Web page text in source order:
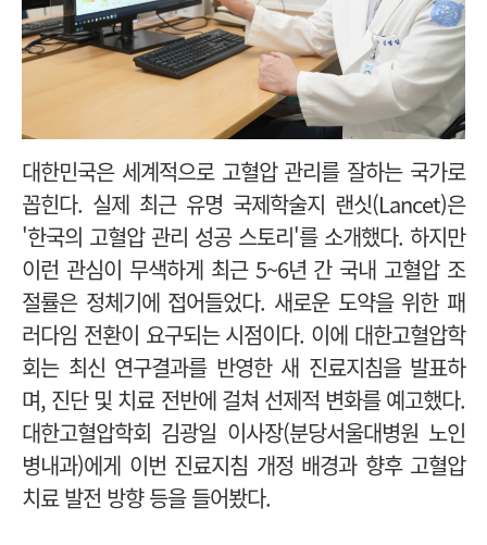
대한민국은 세계적으로 고혈압 관리를 잘하는 국가로
꼽힌다. 실제 최근 유명 국제학술지 랜싯(Lancet)은
'한국의 고혈압 관리 성공 스토리'를 소개했다. 하지만
이런 관심이 무색하게 최근 5~6년 간 국내 고혈압 조
절률은 정체기에 접어들었다. 새로운 도약을 위한 패
러다임 전환이 요구되는 시점이다. 이에 대한고혈압학
회는 최신 연구결과를 반영한 새 진료지침을 발표하
며, 진단 및 치료 전반에 걸쳐 선제적 변화를 예고했다.
대한고혈압학회 김광일 이사장(분당서울대병원 노인
병내과)에게 이번 진료지침 개정 배경과 향후 고혈압
치료 발전 방향 등을 들어봤다.